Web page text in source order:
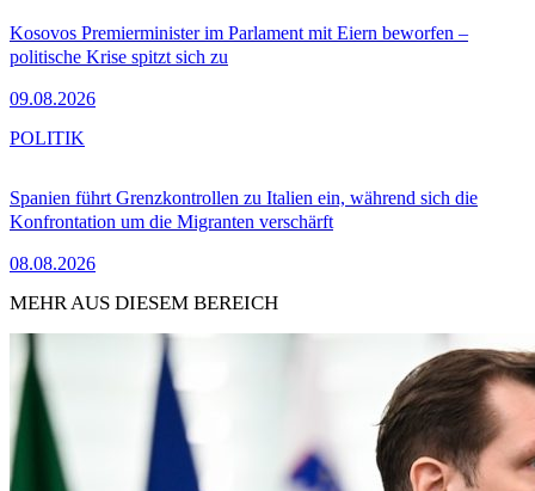
Kosovos Premierminister im Parlament mit Eiern beworfen –
politische Krise spitzt sich zu
09.08.2026
Spanien führt Grenzkontrollen zu Italien ein, während sich die
Konfrontation um die Migranten verschärft
08.08.2026
POLITIK
MEHR AUS DIESEM BEREICH